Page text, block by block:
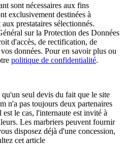
sont nécessaires aux fins
exclusivement destinées à
prestataires sélectionnés.
sur la Protection des Données
d'accès, de rectification, de
données. Pour en savoir plus ou
politique de confidentialité.
seul devis du fait que le site
n'a pas toujours deux partenaires
le cas, l'internaute est invité à
Les marbriers peuvent fournir
disposez déjà d'une concession,
cet article